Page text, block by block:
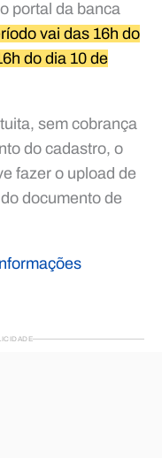
portal da banca
vai das 16h do
do dia 10 de
sem cobrança
do cadastro, o
fazer o upload de
documento de